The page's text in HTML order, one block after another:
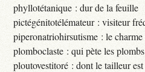
phyllotétanique : dur de la feuille
pictégénitotélémateur : visiteur
piperonatriohirsutisme : le
plomboclaste : qui pète les plombs
ploutovestitoré : dont le tailleur